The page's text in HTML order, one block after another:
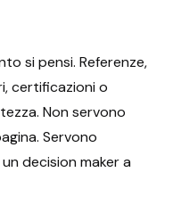
si pensi. Referenze,
certificazioni o
Non servono
Servono
decision maker a